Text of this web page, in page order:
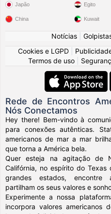
Japão
China
Egito
Kuwait
Notícias
Cookies e LGPD
Termos de uso
Rede de Encontros
Nós Conectamos
Hey there! Bem-vindo à
para conexões autênticas.
americanos de mar a mar
que torna a América bela.
Quer esteja na agitação de
Califórnia, no espírito do
grandes estados, encontre
partilham os seus valores e
Experimente a nossa
incorpora valores americanos